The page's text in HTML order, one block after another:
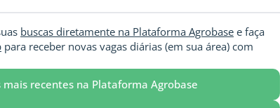
buscas diretamente na Plataforma Agrobase e faça
para receber novas vagas diárias (em sua área) com
mais recentes na Plataforma Agrobase